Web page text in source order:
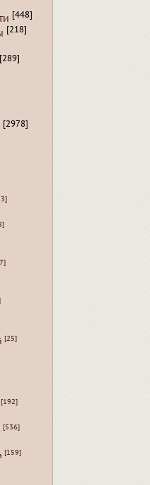
[448]
[218]
[289]
[2978]
[25]
[192]
[536]
[159]